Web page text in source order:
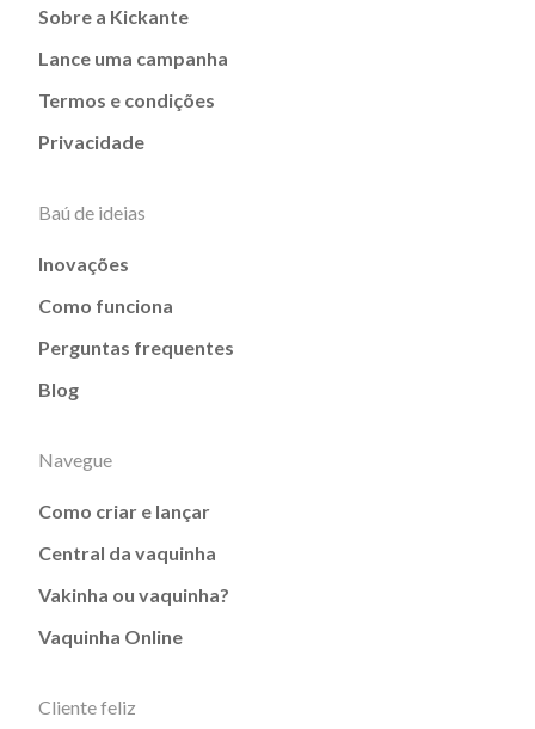
Sobre a Kickante
Lance uma campanha
Termos e condições
Privacidade
Baú de ideias
Inovações
Como funciona
Perguntas frequentes
Blog
Navegue
Como criar e lançar
Central da vaquinha
Vakinha ou vaquinha?
Vaquinha Online
Cliente feliz